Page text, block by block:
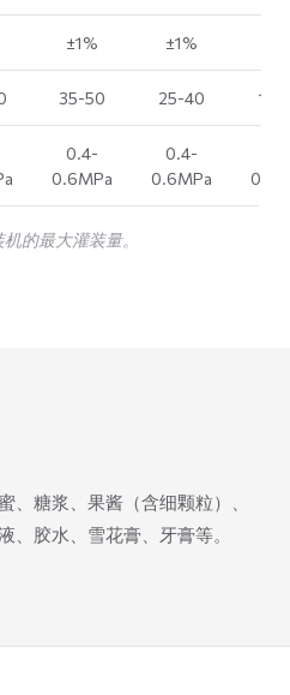
±1% ±1%
35-50 25-40 15-
0.4-
0.6MPa
0.4-
0.6MPa
的最大灌装量。
、糖浆、果酱（含细颗粒）、
、胶水、雪花膏、牙膏等。